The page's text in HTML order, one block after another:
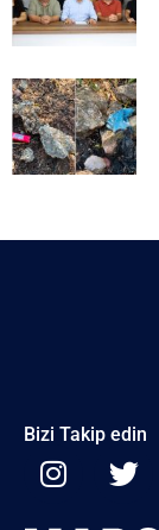
Bizi Takip edin